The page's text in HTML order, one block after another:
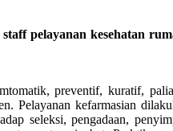
pelayanan kesehatan
preventif, kuratif,
Pelayanan kefarmasian
seleksi, pengadaan,